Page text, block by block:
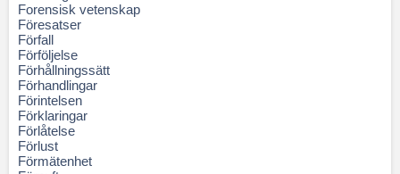
Forensisk vetenskap
Föresatser
Förfall
Förföljelse
Förhållningssätt
Förhandlingar
Förintelsen
Förklaringar
Förlåtelse
Förlust
Förmätenhet